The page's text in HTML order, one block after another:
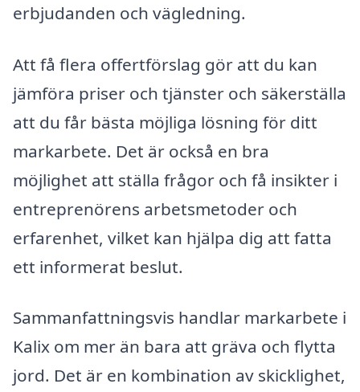
erbjudanden och vägledning.
Att få flera offertförslag gör att du kan
jämföra priser och tjänster och säkerställa
att du får bästa möjliga lösning för ditt
markarbete. Det är också en bra
möjlighet att ställa frågor och få insikter i
entreprenörens arbetsmetoder och
erfarenhet, vilket kan hjälpa dig att fatta
ett informerat beslut.
Sammanfattningsvis handlar markarbete i
Kalix om mer än bara att gräva och flytta
jord. Det är en kombination av skicklighet,